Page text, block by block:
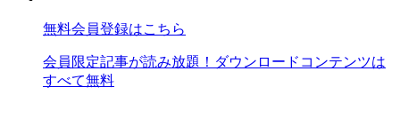
無料会員登録はこちら
会員限定記事が読み放題！ダウンロードコンテンツは
すべて無料